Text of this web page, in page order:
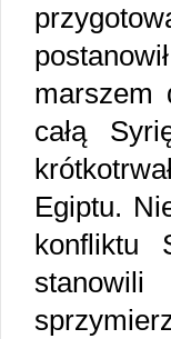
marszem
całą
Egiptu.
konfliktu